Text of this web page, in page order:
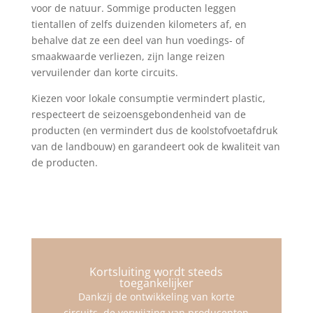
voor de natuur. Sommige producten leggen
tientallen of zelfs duizenden kilometers af, en
behalve dat ze een deel van hun voedings- of
smaakwaarde verliezen, zijn lange reizen
vervuilender dan korte circuits.
Kiezen voor lokale consumptie vermindert plastic,
respecteert de seizoensgebondenheid van de
producten (en vermindert dus de koolstofvoetafdruk
van de landbouw) en garandeert ook de kwaliteit van
de producten.
Kortsluiting wordt steeds
toegankelijker
Dankzij de ontwikkeling van korte